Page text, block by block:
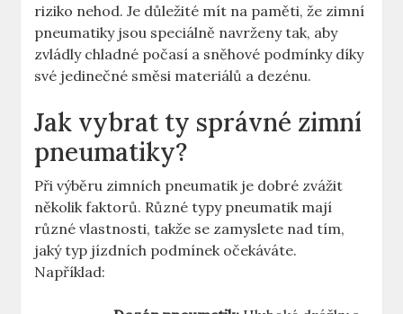
riziko nehod. Je důležité mít na paměti, že zimní
pneumatiky jsou speciálně navrženy tak, aby
zvládly chladné počasí a sněhové podmínky díky
své jedinečné směsi materiálů a dezénu.
Jak vybrat ty správné zimní
pneumatiky?
Při výběru zimních pneumatik je dobré zvážit
několik faktorů. Různé typy pneumatik mají
různé vlastnosti, takže se zamyslete nad tím,
jaký typ jízdních podmínek očekáváte.
Například: